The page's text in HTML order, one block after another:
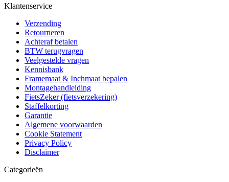
Klantenservice
Verzending
Retourneren
Achteraf betalen
BTW terugvragen
Veelgestelde vragen
Kennisbank
Framemaat & Inchmaat bepalen
Montagehandleiding
FietsZeker (fietsverzekering)
Staffelkorting
Garantie
Algemene voorwaarden
Cookie Statement
Privacy Policy
Disclaimer
Categorieën